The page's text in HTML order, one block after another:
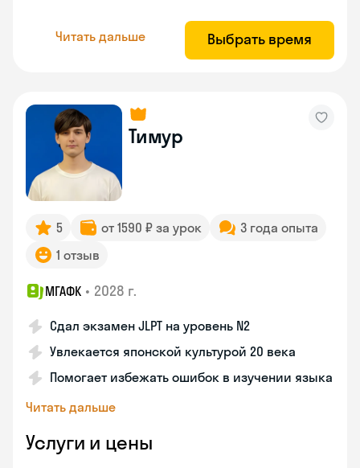
Читать дальше Выбрать время
Тимур
5 от 1590 ₽ за урок
3 года опыта
1 отзыв
МГАФК • 2028 г.
Сдал экзамен JLPT на уровень N2
Увлекается японской культурой 20 века
Помогает избежать ошибок в изучении языка
Читать дальше
Услуги и цены